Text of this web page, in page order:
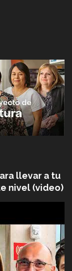
llevar a tu
nivel (video)